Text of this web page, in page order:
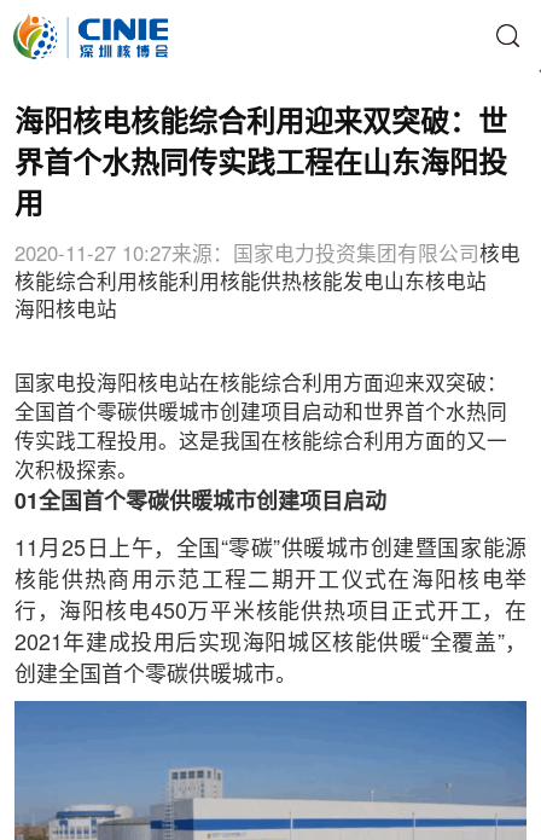
海阳核电核能综合利用迎来双突破：世
界首个水热同传实践工程在山东海阳投
用
2020-11-27 10:27来源：国家电力投资集团有限公司 核电
核能综合利用核能利用核能供热核能发电山东核电站
海阳核电站
国家电投海阳核电站在核能综合利用方面迎来双突破：
全国首个零碳供暖城市创建项目启动和世界首个水热同
传实践工程投用。这是我国在核能综合利用方面的又一
次积极探索。
01全国首个零碳供暖城市创建项目启动
11月25日上午，全国“零碳”供暖城市创建暨国家能源
核能供热商用示范工程二期开工仪式在海阳核电举
行，海阳核电450万平米核能供热项目正式开工，在
2021年建成投用后实现海阳城区核能供暖“全覆盖”，
创建全国首个零碳供暖城市。